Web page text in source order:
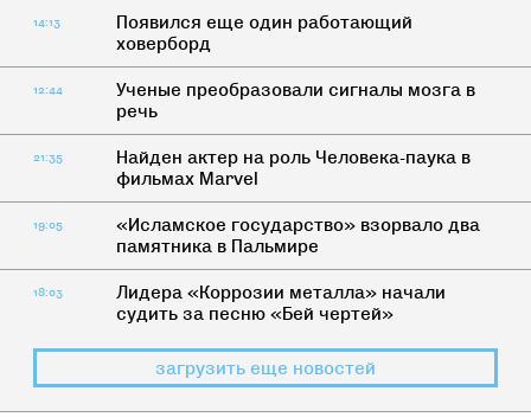
14:13
Появился еще один работающий
ховерборд
12:44
Ученые преобразовали сигналы мозга в
речь
21:35
Найден актер на роль Человека-паука в
фильмах Marvel
19:05
«Исламское государство» взорвало два
памятника в Пальмире
18:03
Лидера «Коррозии металла» начали
судить за песню «Бей чертей»
загрузить еще новостей